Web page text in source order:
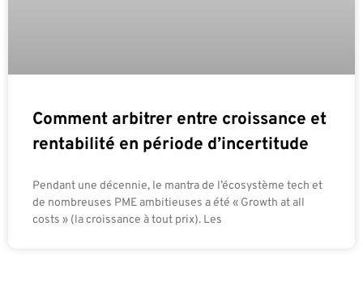
Comment arbitrer entre croissance et
rentabilité en période d’incertitude
Pendant une décennie, le mantra de l’écosystème tech et
de nombreuses PME ambitieuses a été « Growth at all
costs » (la croissance à tout prix). Les